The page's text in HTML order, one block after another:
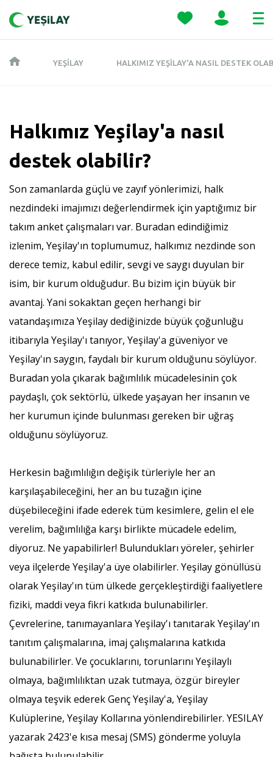
YEŞILAY HALKIMIZ YEŞILAY'A NASIL DESTEK
Halkımız Yeşilay'a nasıl
destek olabilir?
Son zamanlarda güçlü ve zayıf yönlerimizi, halk
nezdindeki imajımızı değerlendirmek için yaptığımız bir
takım anket çalışmaları var. Buradan edindiğimiz
izlenim, Yeşilay'ın toplumumuz, halkımız nezdinde son
derece temiz, kabul edilir, sevgi ve saygı duyulan bir
isim, bir kurum olduğudur. Bu bizim için büyük bir
avantaj. Yani sokaktan geçen herhangi bir
vatandaşımıza Yeşilay dediğinizde büyük çoğunluğu
itibarıyla Yeşilay'ı tanıyor, Yeşilay'a güveniyor ve
Yeşilay'ın saygın, faydalı bir kurum olduğunu söylüyor.
Buradan yola çıkarak bağımlılık mücadelesinin çok
paydaşlı, çok sektörlü, ülkede yaşayan her insanın ve
her kurumun içinde bulunması gereken bir uğraş
olduğunu söylüyoruz.
Herkesin bağımlılığın değişik türleriyle her an
karşılaşabileceğini, her an bu tuzağın içine
düşebileceğini ifade ederek tüm kesimlere, gelin el ele
verelim, bağımlılığa karşı birlikte mücadele edelim,
diyoruz. Ne yapabilirler! Bulundukları yöreler, şehirler
veya ilçelerde Yeşilay'a üye olabilirler. Yeşilay gönüllüsü
olarak Yeşilay'ın tüm ülkede gerçekleştirdiği faaliyetlere
fiziki, maddi veya fikri katkıda bulunabilirler.
Çevrelerine, tanımayanlara Yeşilay'ı tanıtarak Yeşilay'ın
tanıtım çalışmalarına, imaj çalışmalarına katkıda
bulunabilirler. Ve çocuklarını, torunlarını Yeşilaylı
olmaya, bağımlılıktan uzak tutmaya, özgür bireyler
olmaya teşvik ederek Genç Yeşilay'a, Yeşilay
Kulüplerine, Yeşilay Kollarına yönlendirebilirler. YESILAY
yazarak 2423'e kısa mesaj (SMS) gönderme yoluyla